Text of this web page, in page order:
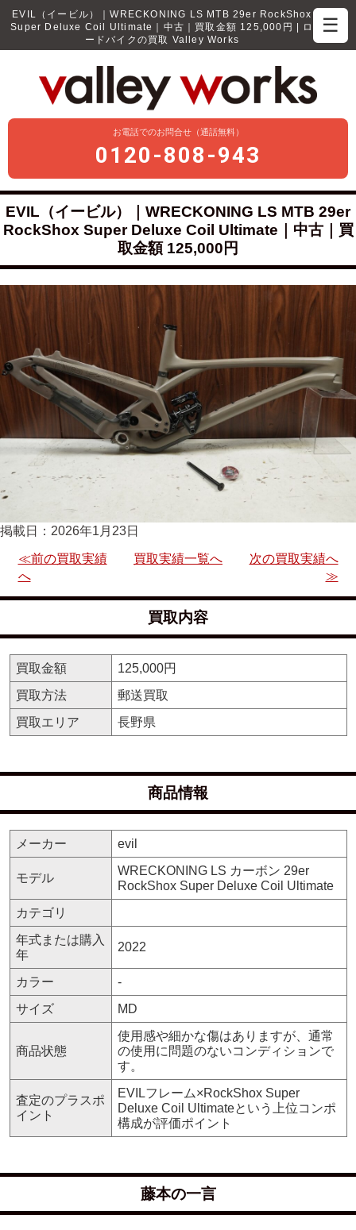
☰
EVIL（イービル）｜WRECKONING LS MTB 29er RockShox
Super Deluxe Coil Ultimate｜中古｜買取金額 125,000円 | ロ
ードバイクの買取 Valley Works
お電話でのお問合せ（通話無料）
0120-808-943
EVIL（イービル）｜WRECKONING LS MTB 29er
RockShox Super Deluxe Coil Ultimate｜中古｜買
取金額 125,000円
掲載日：2026年1月23日
≪前の買取実績
へ
買取実績一覧へ
次の買取実績へ
≫
買取内容
買取金額
125,000円
買取方法
郵送買取
買取エリア
長野県
商品情報
メーカー evil
モデル
WRECKONING LS カーボン 29er
RockShox Super Deluxe Coil Ultimate
カテゴリ
年式または購入
年
2022
カラー
-
サイズ
MD
商品状態
使用感や細かな傷はありますが、通常
の使用に問題のないコンディションで
す。
査定のプラスポ
イント
EVILフレーム×RockShox Super
Deluxe Coil Ultimateという上位コンポ
構成が評価ポイント
藤本の一言